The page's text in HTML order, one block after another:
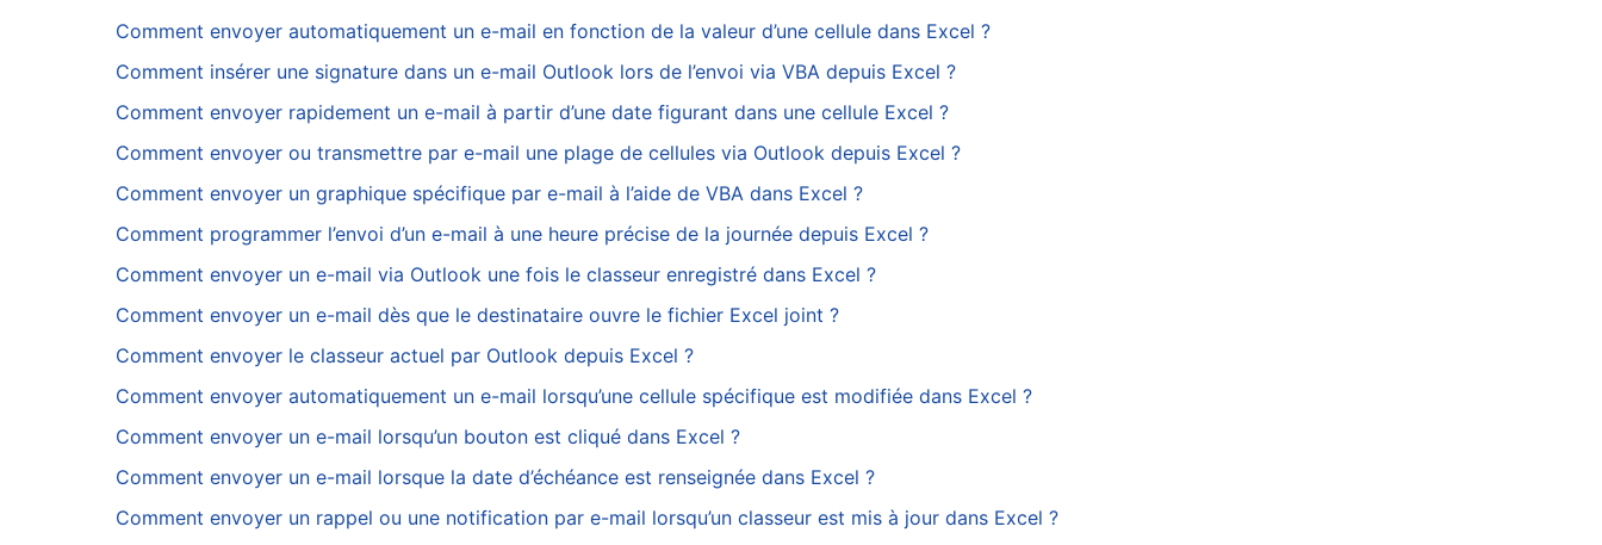
Comment envoyer automatiquement un e-mail en fonction de la valeur d’une cellule dans Excel ?
Comment insérer une signature dans un e-mail Outlook lors de l’envoi via VBA depuis Excel ?
Comment envoyer rapidement un e-mail à partir d’une date figurant dans une cellule Excel ?
Comment envoyer ou transmettre par e-mail une plage de cellules via Outlook depuis Excel ?
Comment envoyer un graphique spécifique par e-mail à l’aide de VBA dans Excel ?
Comment programmer l’envoi d’un e-mail à une heure précise de la journée depuis Excel ?
Comment envoyer un e-mail via Outlook une fois le classeur enregistré dans Excel ?
Comment envoyer un e-mail dès que le destinataire ouvre le fichier Excel joint ?
Comment envoyer le classeur actuel par Outlook depuis Excel ?
Comment envoyer automatiquement un e-mail lorsqu’une cellule spécifique est modifiée dans Excel ?
Comment envoyer un e-mail lorsqu’un bouton est cliqué dans Excel ?
Comment envoyer un e-mail lorsque la date d’échéance est renseignée dans Excel ?
Comment envoyer un rappel ou une notification par e-mail lorsqu’un classeur est mis à jour dans Excel ?